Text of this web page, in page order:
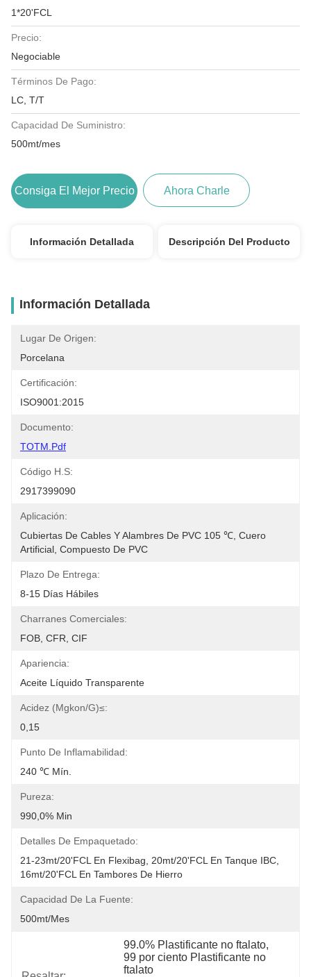
1*20'FCL
Precio:
Negociable
Términos De Pago:
LC, T/T
Capacidad De Suministro:
500mt/mes
Consiga El Mejor Precio Ahora Charle
Información Detallada Descripción Del Producto
Información Detallada
Lugar De Origen:
Porcelana
Certificación:
ISO9001:2015
Documento:
TOTM.pdf
Código H.S:
2917399090
Aplicación:
Cubiertas De Cables Y Alambres De PVC 105 ℃, Cuero
Artificial, Compuesto De PVC
Plazo De Entrega:
8-15 Días Hábiles
Charranes Comerciales:
FOB, CFR, CIF
Apariencia:
Aceite Líquido Transparente
Acidez (mgkon/g)≤:
0,15
Punto De Inflamabilidad:
240 ℃ Mín.
Pureza:
990,0% Min
Detalles De Empaquetado:
21-23mt/20'FCL En Flexibag, 20mt/20'FCL En Tanque IBC,
16mt/20'FCL En Tambores De Hierro
Capacidad De La Fuente:
500mt/mes
99.0% Plastificante no ftalato,
99 por ciento Plastificante no
ftalato